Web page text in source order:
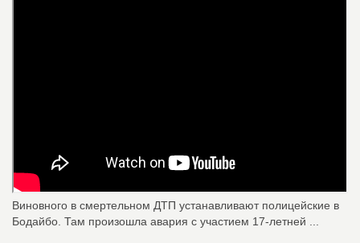
Виновного в смертельном ДТП устанавливают полицейские в
Бодайбо. Там произошла авария с участием 17-летней ...